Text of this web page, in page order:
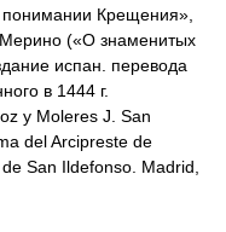
Крещения»,
(«О знаменитых
испан. перевода
в 1444 г.
y Moleres J. San
del Arcipreste de
San Ildefonso. Madrid,